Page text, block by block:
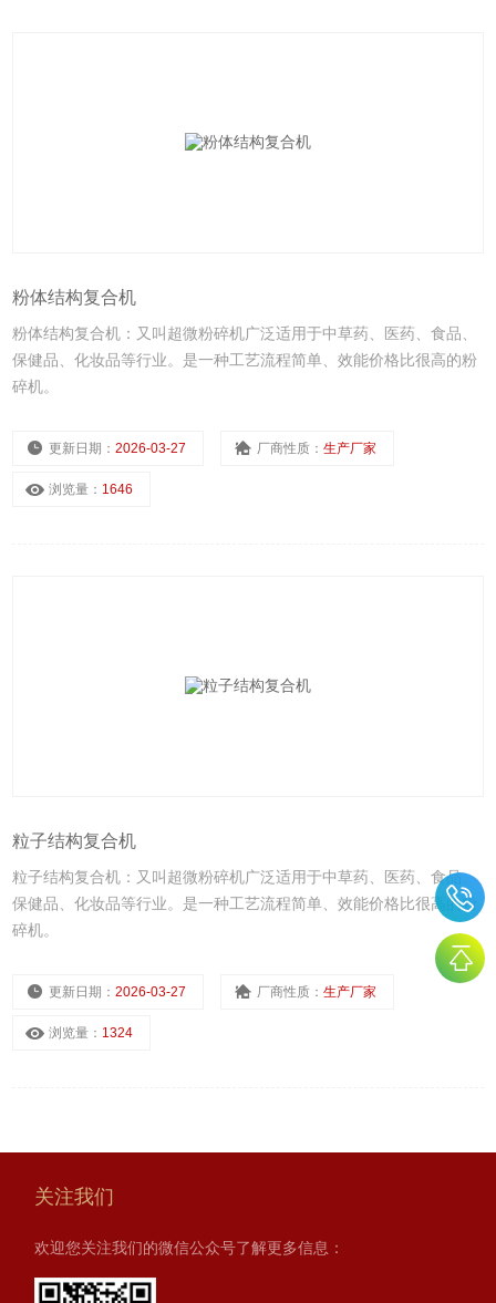
粉体结构复合机
粉体结构复合机：又叫超微粉碎机广泛适用于中草药、医药、食品、
保健品、化妆品等行业。是一种工艺流程简单、效能价格比很高的粉
碎机。
更新日期：2026-03-27 厂商性质：生产厂家
浏览量： 1646
粒子结构复合机
粒子结构复合机：又叫超微粉碎机广泛适用于中草药、医药、食品、
保健品、化妆品等行业。是一种工艺流程简单、效能价格比很高的粉
碎机。
更新日期：2026-03-27 厂商性质：生产厂家
浏览量： 1324
关注我们
欢迎您关注我们的微信公众号了解更多信息：